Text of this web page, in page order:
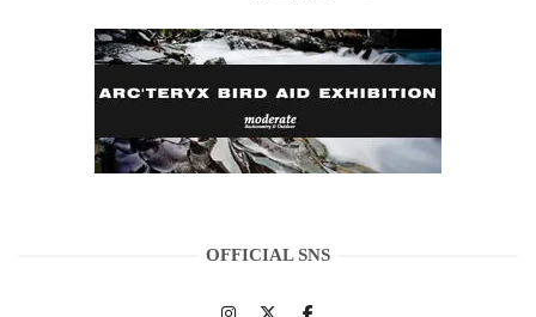
OFFICIAL SNS